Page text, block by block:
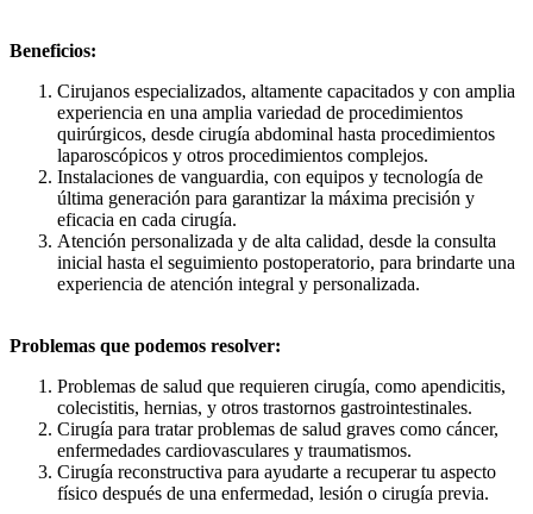
Beneficios:
Cirujanos especializados, altamente capacitados y con amplia
experiencia en una amplia variedad de procedimientos
quirúrgicos, desde cirugía abdominal hasta procedimientos
laparoscópicos y otros procedimientos complejos.
Instalaciones de vanguardia, con equipos y tecnología de
última generación para garantizar la máxima precisión y
eficacia en cada cirugía.
Atención personalizada y de alta calidad, desde la consulta
inicial hasta el seguimiento postoperatorio, para brindarte una
experiencia de atención integral y personalizada.
Problemas que podemos resolver:
Problemas de salud que requieren cirugía, como apendicitis,
colecistitis, hernias, y otros trastornos gastrointestinales.
Cirugía para tratar problemas de salud graves como cáncer,
enfermedades cardiovasculares y traumatismos.
Cirugía reconstructiva para ayudarte a recuperar tu aspecto
físico después de una enfermedad, lesión o cirugía previa.